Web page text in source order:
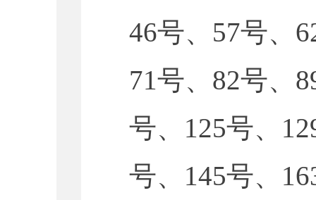
46号、57号、
71号、82号、
号、125号、
号、145号、